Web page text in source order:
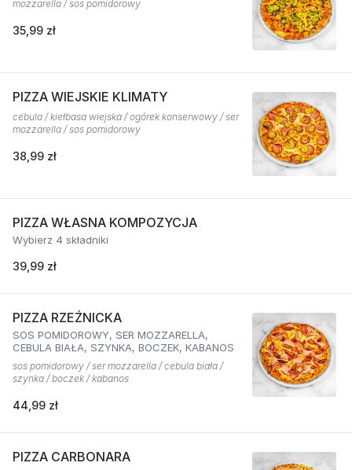
mozzarella / sos pomidorowy
35,99 zł
PIZZA WIEJSKIE KLIMATY
cebula / kiełbasa wiejska / ogórek konserwowy / ser
mozzarella / sos pomidorowy
38,99 zł
PIZZA WŁASNA KOMPOZYCJA
Wybierz 4 składniki
39,99 zł
PIZZA RZEŹNICKA
SOS POMIDOROWY, SER MOZZARELLA,
CEBULA BIAŁA, SZYNKA, BOCZEK, KABANOS
sos pomidorowy / ser mozzarella / cebula biała /
szynka / boczek / kabanos
44,99 zł
PIZZA CARBONARA